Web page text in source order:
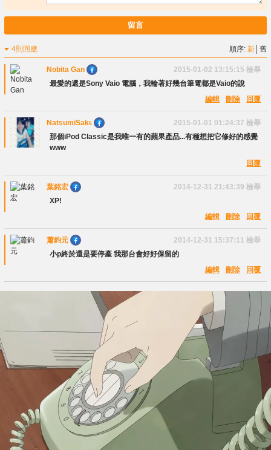
留言
4則回應 順序:新 │舊
Nobita Gan 2015-01-02 13:15:15 檢舉
最愛的還是Sony Vaio 電腦，我輪著好幾台筆電都是Vaio的說
回覆
刪除
編輯
NatsumiSakurai 2015-01-01 01:24:37 檢舉
那個iPod Classic是我唯一有的蘋果產品...有種想把它修好的感覺
www
回覆
葉銘宏 2014-12-31 21:43:39 檢舉
XP!
回覆
刪除
編輯
蕭鈞元 2014-12-31 15:37:11 檢舉
小p終於還是要停產 我那台會好好保留的
回覆
刪除
編輯